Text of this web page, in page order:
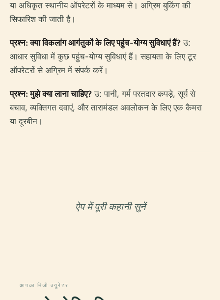
या अधिकृत स्थानीय ऑपरेटरों के माध्यम से। अग्रिम बुकिंग की
सिफारिश की जाती है।
प्रश्न: क्या विकलांग आगंतुकों के लिए पहुंच-योग्य सुविधाएं हैं? उ:
आधार सुविधा में कुछ पहुंच-योग्य सुविधाएं हैं। सहायता के लिए टूर
ऑपरेटरों से अग्रिम में संपर्क करें।
प्रश्न: मुझे क्या लाना चाहिए? उ: पानी, गर्म परतदार कपड़े, सूर्य से
बचाव, व्यक्तिगत दवाएं, और तारामंडल अवलोकन के लिए एक कैमरा
या दूरबीन।
ऐप में पूरी कहानी सुनें
आपका निजी क्यूरेटर